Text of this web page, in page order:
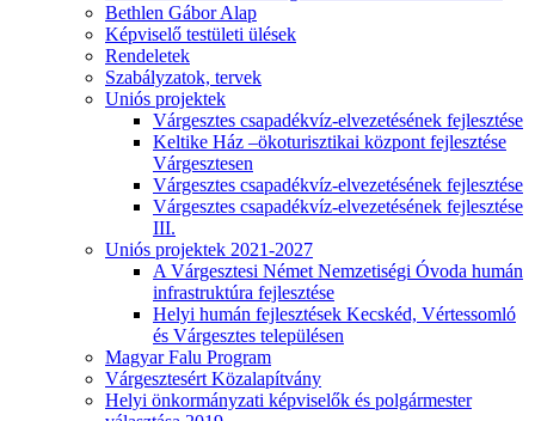
Bethlen Gábor Alap
Képviselő testületi ülések
Rendeletek
Szabályzatok, tervek
Uniós projektek
Várgesztes csapadékvíz-elvezetésének fejlesztése
Keltike Ház –ökoturisztikai központ fejlesztése
Várgesztesen
Várgesztes csapadékvíz-elvezetésének fejlesztése
Várgesztes csapadékvíz-elvezetésének fejlesztése
III.
Uniós projektek 2021-2027
A Várgesztesi Német Nemzetiségi Óvoda humán
infrastruktúra fejlesztése
Helyi humán fejlesztések Kecskéd, Vértessomló
és Várgesztes településen
Magyar Falu Program
Várgesztesért Közalapítvány
Helyi önkormányzati képviselők és polgármester